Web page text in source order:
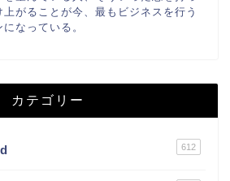
がることが今、最もビジネスを行う
なっている。
カテゴリー
612